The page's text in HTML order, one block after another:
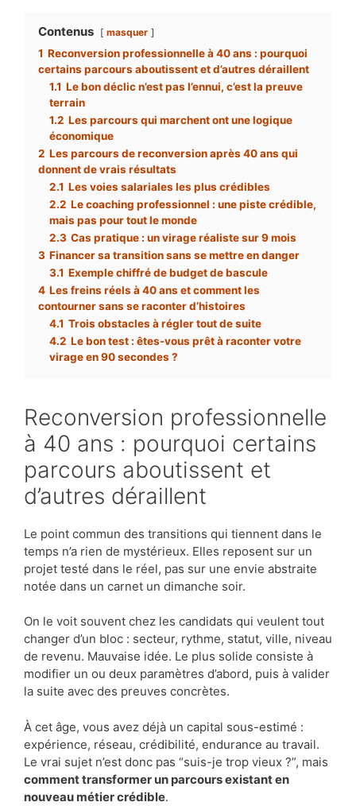
Contenus masquer
1 Reconversion professionnelle à 40 ans : pourquoi
certains parcours aboutissent et d’autres déraillent
1.1 Le bon déclic n’est pas l’ennui, c’est la preuve
terrain
1.2 Les parcours qui marchent ont une logique
économique
2 Les parcours de reconversion après 40 ans qui
donnent de vrais résultats
2.1 Les voies salariales les plus crédibles
2.2 Le coaching professionnel : une piste crédible,
mais pas pour tout le monde
2.3 Cas pratique : un virage réaliste sur 9 mois
3 Financer sa transition sans se mettre en danger
3.1 Exemple chiffré de budget de bascule
4 Les freins réels à 40 ans et comment les
contourner sans se raconter d’histoires
4.1 Trois obstacles à régler tout de suite
4.2 Le bon test : êtes-vous prêt à raconter votre
virage en 90 secondes ?
Reconversion professionnelle
à 40 ans : pourquoi certains
parcours aboutissent et
d’autres déraillent
Le point commun des transitions qui tiennent dans le
temps n’a rien de mystérieux. Elles reposent sur un
projet testé dans le réel, pas sur une envie abstraite
notée dans un carnet un dimanche soir.
On le voit souvent chez les candidats qui veulent tout
changer d’un bloc : secteur, rythme, statut, ville, niveau
de revenu. Mauvaise idée. Le plus solide consiste à
modifier un ou deux paramètres d’abord, puis à valider
la suite avec des preuves concrètes.
À cet âge, vous avez déjà un capital sous-estimé :
expérience, réseau, crédibilité, endurance au travail.
Le vrai sujet n’est donc pas “suis-je trop vieux ?”, mais
comment transformer un parcours existant en
nouveau métier crédible.